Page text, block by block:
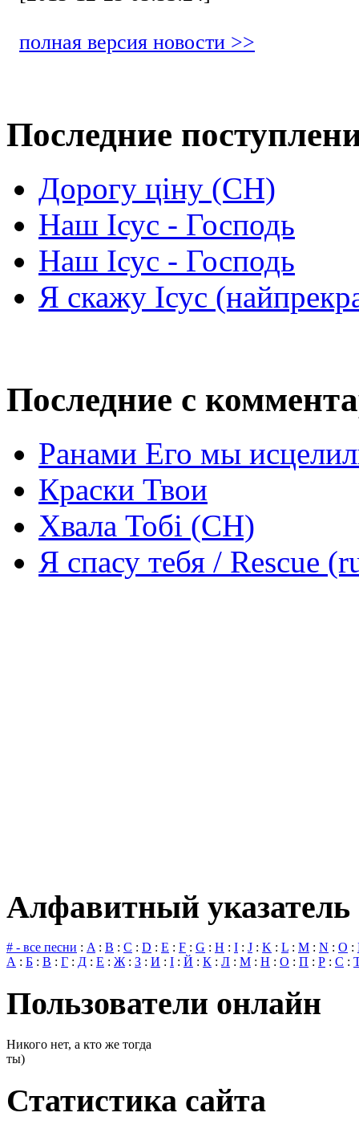
полная версия новости >>
Последние
Дорогу ціну (СН)
Наш Ісус - Господь
Наш Ісус - Господь
Я скажу Ісус
Последние с
Ранами Его мы
Краски Твои
Хвала Тобі (СН)
Я спасу тебя / Rescue
Алфавитный указатель
# - все песни : A: B : C : D : E : F : G : H : I : J : K : L : M : N : O :
А : Б : В : Г : Д : Е : Ж: З : И : І : Й : К : Л : М : Н : О : П : Р : С :
Пользователи онлайн
Никого нет, а кто же тогда
ты)
Статистика сайта